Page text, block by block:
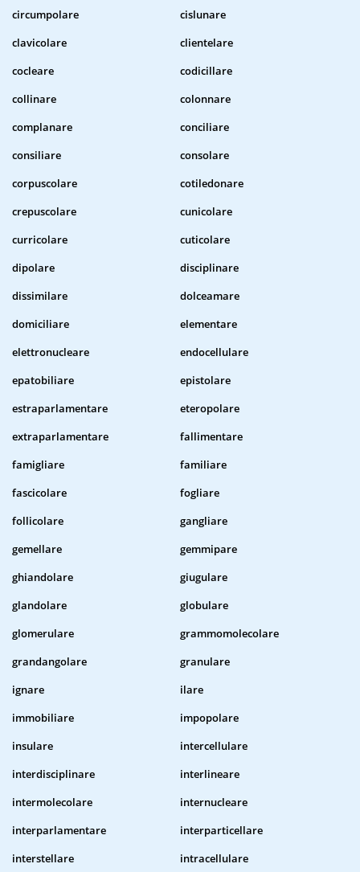
circumpolare
cislunare
clavicolare
clientelare
cocleare
codicillare
collinare
colonnare
complanare
conciliare
consiliare
consolare
corpuscolare
cotiledonare
crepuscolare
cunicolare
curricolare
cuticolare
dipolare
disciplinare
dissimilare
dolceamare
domiciliare
elementare
elettronucleare
endocellulare
epatobiliare
epistolare
estraparlamentare
eteropolare
extraparlamentare
fallimentare
famigliare
familiare
fascicolare
fogliare
follicolare
gangliare
gemellare
gemmipare
ghiandolare
giugulare
glandolare
globulare
glomerulare
grammomolecolare
grandangolare
granulare
ignare
ilare
immobiliare
impopolare
insulare
intercellulare
interdisciplinare
interlineare
intermolecolare
internucleare
interparlamentare
interparticellare
interstellare
intracellulare